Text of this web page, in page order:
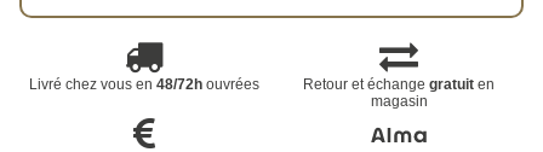
Livré chez vous en 48/72houvrées Retour et échangegratuit en
magasin